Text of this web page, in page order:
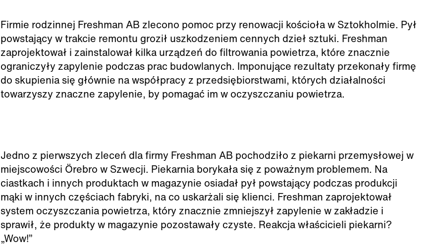
Firmie rodzinnej Freshman AB zlecono pomoc przy renowacji kościoła w Sztokholmie. Pył
powstający w trakcie remontu groził uszkodzeniem cennych dzieł sztuki. Freshman
zaprojektował i zainstalował kilka urządzeń do filtrowania powietrza, które znacznie
ograniczyły zapylenie podczas prac budowlanych. Imponujące rezultaty przekonały firmę
do skupienia się głównie na współpracy z przedsiębiorstwami, których działalności
towarzyszy znaczne zapylenie, by pomagać im w oczyszczaniu powietrza.
Jedno z pierwszych zleceń dla firmy Freshman AB pochodziło z piekarni przemysłowej w
miejscowości Örebro w Szwecji. Piekarnia borykała się z poważnym problemem. Na
ciastkach i innych produktach w magazynie osiadał pył powstający podczas produkcji
mąki w innych częściach fabryki, na co uskarżali się klienci. Freshman zaprojektował
system oczyszczania powietrza, który znacznie zmniejszył zapylenie w zakładzie i
sprawił, że produkty w magazynie pozostawały czyste. Reakcja właścicieli piekarni?
„Wow!”